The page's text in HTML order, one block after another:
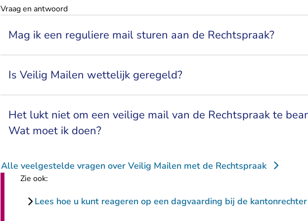
Vraag en antwoord
Mag ik een reguliere mail sturen aan de Rechtspraak?
Is Veilig Mailen wettelijk geregeld?
Het lukt niet om een veilige mail van de Rechtspraak te
Wat moet ik doen?
Alle veelgestelde vragen over Veilig Mailen met de Rechtspraak
Zie ook:
Lees hoe u kunt reageren op een dagvaarding bij de kantonrechter